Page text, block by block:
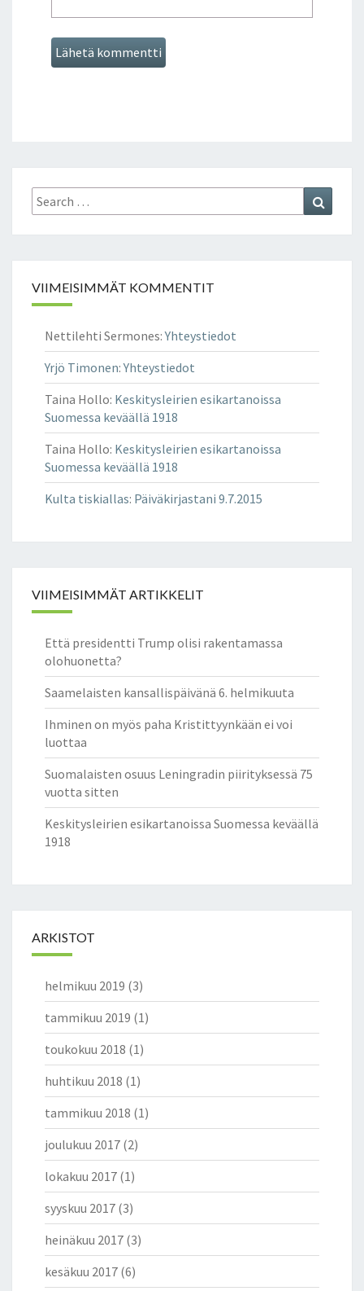
Search
for:
VIIMEISIMMÄT KOMMENTIT
Nettilehti Sermones:Yhteystiedot
Yrjö Timonen:Yhteystiedot
Taina Hollo: Keskitysleirien esikartanoissa
Suomessa keväällä 1918
Taina Hollo: Keskitysleirien esikartanoissa
Suomessa keväällä 1918
Kulta tiskiallas: Päiväkirjastani 9.7.2015
VIIMEISIMMÄT ARTIKKELIT
Että presidentti Trump olisi rakentamassa
olohuonetta?
Saamelaisten kansallispäivänä 6. helmikuuta
Ihminen on myös paha Kristittyynkään ei voi
luottaa
Suomalaisten osuus Leningradin piirityksessä 75
vuotta sitten
Keskitysleirien esikartanoissa Suomessa keväällä
1918
ARKISTOT
helmikuu 2019 (3)
tammikuu 2019 (1)
toukokuu 2018 (1)
huhtikuu 2018 (1)
tammikuu 2018 (1)
joulukuu 2017 (2)
lokakuu 2017 (1)
syyskuu 2017 (3)
heinäkuu 2017 (3)
kesäkuu 2017 (6)